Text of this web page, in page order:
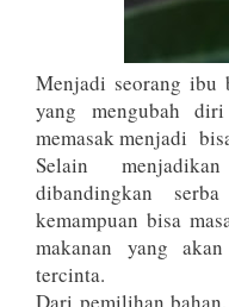
Menjadi seorang ibu
yang mengubah
memasak menjadi
Selain
dibandingkan
kemampuan bisa
makanan yang
tercinta.
Dari pemilihan